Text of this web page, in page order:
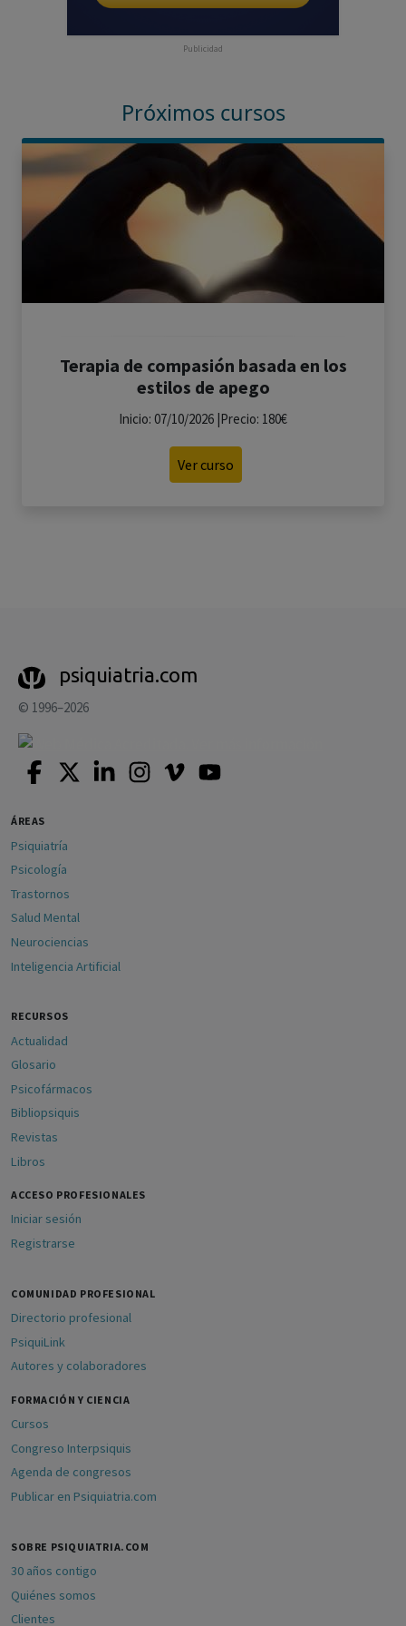
Publicidad
Próximos cursos
Terapia de compasión basada en los
estilos de apego
Inicio: 07/10/2026 |Precio: 180€
Ver curso
psiquiatria.com
© 1996–2026
ÁREAS
Psiquiatría
Psicología
Trastornos
Salud Mental
Neurociencias
Inteligencia Artificial
RECURSOS
Actualidad
Glosario
Psicofármacos
Bibliopsiquis
Revistas
Libros
ACCESO PROFESIONALES
Iniciar sesión
Registrarse
COMUNIDAD PROFESIONAL
Directorio profesional
PsiquiLink
Autores y colaboradores
FORMACIÓN Y CIENCIA
Cursos
Congreso Interpsiquis
Agenda de congresos
Publicar en Psiquiatria.com
SOBRE PSIQUIATRIA.COM
30 años contigo
Quiénes somos
Clientes